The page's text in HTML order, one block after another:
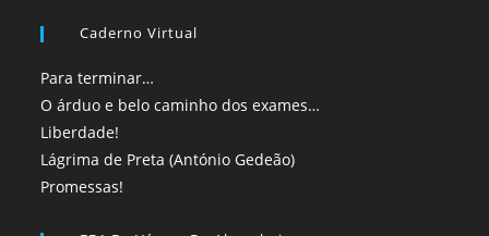
Caderno Virtual
Para terminar…
O árduo e belo caminho dos exames…
Liberdade!
Lágrima de Preta (António Gedeão)
Promessas!